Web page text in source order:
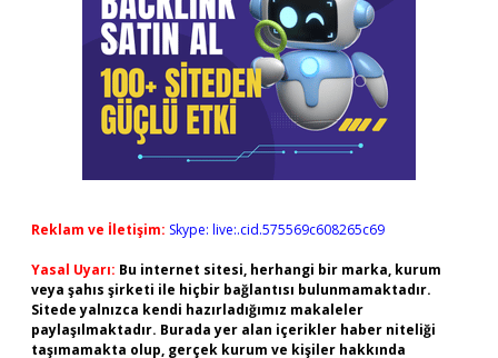
Reklam ve İletişim: Skype: live:.cid.575569c608265c69
Yasal Uyarı: Bu internet sitesi, herhangi bir marka, kurum
veya şahıs şirketi ile hiçbir bağlantısı bulunmamaktadır.
Sitede yalnızca kendi hazırladığımız makaleler
paylaşılmaktadır. Burada yer alan içerikler haber niteliği
taşımamakta olup, gerçek kurum ve kişiler hakkında